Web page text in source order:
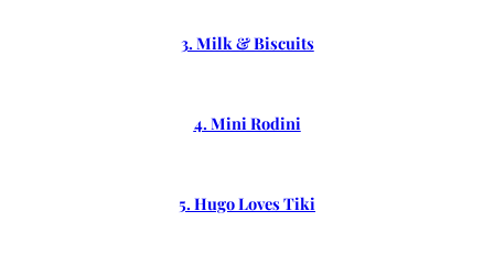
3. Milk & Biscuits
4. Mini Rodini
5. Hugo Loves Tiki